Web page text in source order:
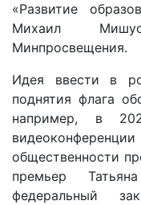
«Развитие
Михаил
Минпросвещения.
Идея ввести в
поднятия флага
например, в
общественности
премьер
федеральный